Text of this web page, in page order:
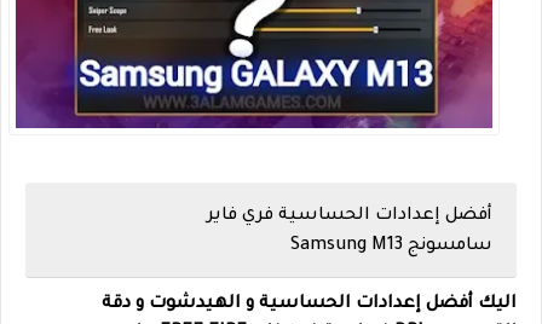
أفضل إعدادات الحساسية فري فاير
سامسونج Samsung M13
اليك أفضل إعدادات الحساسية و الهيدشوت و دقة